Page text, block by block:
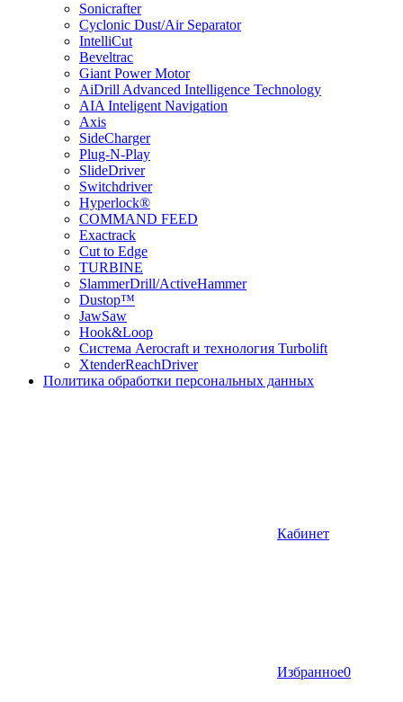
Sonicrafter
Cyclonic Dust/Air Separator
IntelliCut
Beveltrac
Giant Power Motor
AiDrill Advanced Intelligence Technology
AIA Inteligent Navigation
Axis
SideCharger
Plug-N-Play
SlideDriver
Switchdriver
Hyperlock®
COMMAND FEED
Exactrack
Cut to Edge
TURBINE
SlammerDrill/ActiveHammer
Dustop™
JawSaw
Hook&Loop
Cистема Aerocraft и технология Turbolift
XtenderReachDriver
Политика обработки персональных данных
Кабинет
Избранное0